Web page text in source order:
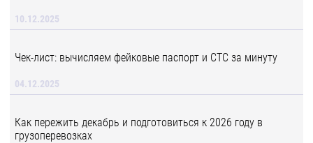
10.12.2025
Чек-лист: вычисляем фейковые паспорт и СТС за минуту
04.12.2025
Как пережить декабрь и подготовиться к 2026 году в
грузоперевозках